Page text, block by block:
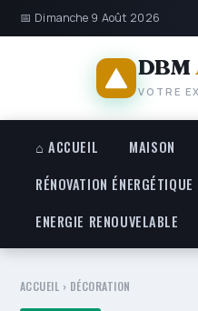
📅 Dimanche 9 Août 2026
DBM
VOTRE
⌂ ACCUEIL MAISON
RÉNOVATION ÉNERGÉTIQUE
ENERGIE RENOUVELABLE
ACCUEIL › DÉCORATION